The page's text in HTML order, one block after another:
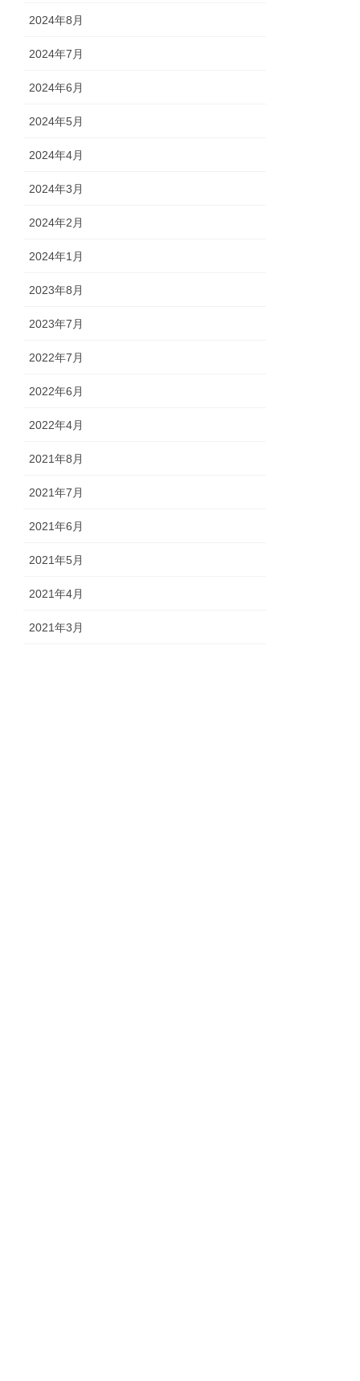
2024年8月
2024年7月
2024年6月
2024年5月
2024年4月
2024年3月
2024年2月
2024年1月
2023年8月
2023年7月
2022年7月
2022年6月
2022年4月
2021年8月
2021年7月
2021年6月
2021年5月
2021年4月
2021年3月